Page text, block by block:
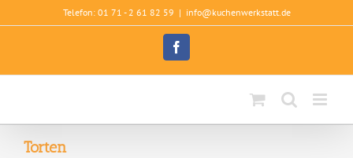
Inhalt
Telefon: 01 71 - 2 61 82 59 | info@kuchenwerkstatt.de
Facebook
Torten